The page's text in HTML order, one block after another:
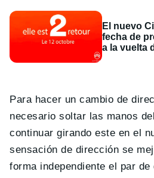
El nuevo
fecha de
a la vuelta
Para hacer un cambio de
necesario soltar las manos
continuar girando este en el
sensación de dirección se
forma independiente el par